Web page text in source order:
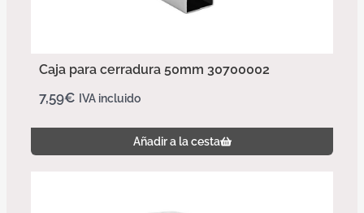
Caja para cerradura 50mm 30700002
7,59€ IVA incluido
Añadir a la cesta